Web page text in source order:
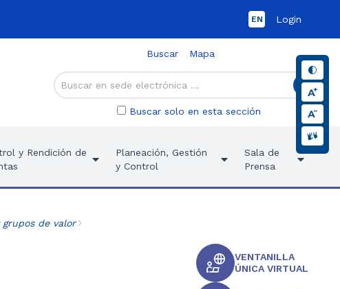
EN Login
Buscar Mapa
Buscar solo en esta sección
y Rendición de
Planeación, Gestión
y Control
Sala de
Prensa
de valor
VENTANILLA
ÚNICA VIRTUAL